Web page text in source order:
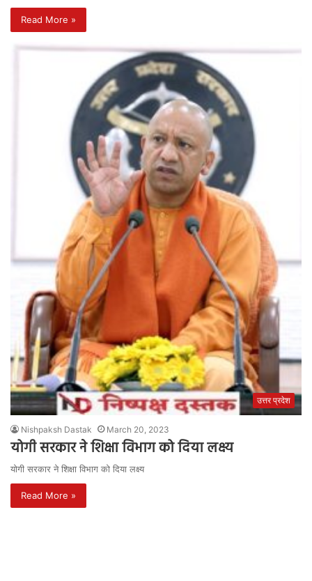
Read More »
उत्तर प्रदेश
Nishpaksh Dastak March 20, 2023
योगी सरकार ने शिक्षा विभाग को दिया लक्ष्य
योगी सरकार ने शिक्षा विभाग को दिया लक्ष्य
Read More »